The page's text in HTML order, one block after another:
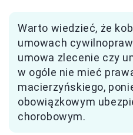
Warto wiedzieć, że
umowach
umowa zlecenie czy
w ogóle nie mieć
macierzyńskiego,
obowiązkowym
chorobowym.